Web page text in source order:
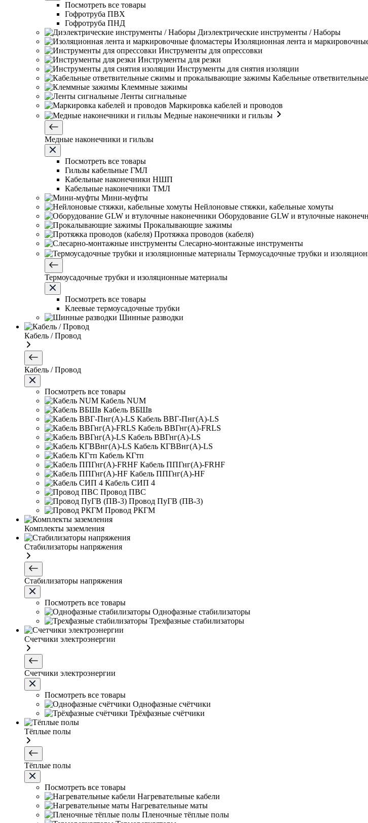
Посмотреть все товары
Гофротруба ПВХ
Гофротруба ПНД
Диэлектрические инструменты / Наборы
Изоляционная лента и
Инструменты для опрессовки
Инструменты для резки
Инструменты для снятия изоляции
Кабельные
Клеммные зажимы
Ленты сигнальные
Маркировка кабелей и проводов
Медные наконечники и гильзы
Медные наконечники и гильзы
Посмотреть все товары
Гильзы кабельные ГМЛ
Кабельные наконечники НШП
Кабельные наконечники ТМЛ
Мини-муфты
Нейлоновые стяжки, кабельные хомуты
Оборудование GLW и втулочные
Прокалывающие зажимы
Протяжка проводов (кабеля)
Слесарно-монтажные инструменты
Термоусадочные трубки и
Термоусадочные трубки и изоляционные материалы
Посмотреть все товары
Клеевые термоусадочные трубки
Шинные разводки
Кабель / Провод
Кабель / Провод
Посмотреть все товары
Кабель NUM
Кабель ВБШв
Кабель ВВГ-Пнг(А)-LS
Кабель ВВГнг(А)-FRLS
Кабель ВВГнг(А)-LS
Кабель КГВВнг(А)-LS
Кабель КГтп
Кабель ППГнг(А)-FRHF
Кабель ППГнг(А)-HF
Кабель СИП 4
Провод ПВС
Провод ПуГВ (ПВ-3)
Провод РКГМ
Комплекты заземления
Стабилизаторы напряжения
Стабилизаторы напряжения
Посмотреть все товары
Однофазные стабилизаторы
Трехфазные стабилизаторы
Счетчики электроэнергии
Счетчики электроэнергии
Посмотреть все товары
Однофазные счётчики
Трёхфазные счётчики
Тёплые полы
Тёплые полы
Посмотреть все товары
Нагревательные кабели
Нагревательные маты
Пленочные тёплые полы